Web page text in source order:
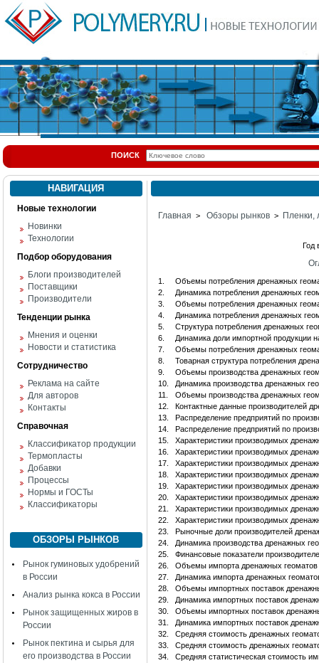
ПОИСК
НАВИГАЦИЯ
Новые технологии
Новинки
Технологии
Подбор оборудования
Блоги производителей
Поставщики
Производители
Тенденции рынка
Мнения и оценки
Новости и статистика
Сотрудничество
Реклама на сайте
Для авторов
Контакты
Справочная
Классификатор продукции
Термопласты
Добавки
Процессы
Нормы и ГОСТы
Классификаторы
ОБЗОРЫ РЫНКОВ
Рынок гуминовых удобрений
в России
Анализ рынка кокса в России
Рынок защищенных жиров в
России
Рынок пектина и сырья для
его производства в России
Главная > Обзоры рынков > Пленки,
Год
1.
Объемы потребления дренажных
2.
Динамика потребления дренажных
3.
Объемы потребления дренажных
4.
Динамика потребления дренажных
5.
Структура потребления дренажных
6.
Динамика доли импортной продукции
7.
Объемы потребления дренажных
8.
Товарная структура потребления
9.
Объемы производства дренажных
10.
Динамика производства дренажных
11.
Объемы производства дренажных
12.
Контактные данные производителей
13.
Распределение предприятий по
14.
Распределение предприятий по
15.
Характеристики производимых
16.
Характеристики производимых
17.
Характеристики производимых
18.
Характеристики производимых
19.
Характеристики производимых
20.
Характеристики производимых
21.
Характеристики производимых
22.
Характеристики производимых
23.
Рыночные доли производителей
24.
Динамика производства дренажных
25.
Финансовые показатели
26.
Объемы импорта дренажных
27.
Динамика импорта дренажных
28.
Объемы импортных поставок
29.
Динамика импортных поставок
30.
Объемы импортных поставок
31.
Динамика импортных поставок
32.
Средняя стоимость дренажных
33.
Средняя стоимость дренажных
34.
Средняя статистическая стоимость